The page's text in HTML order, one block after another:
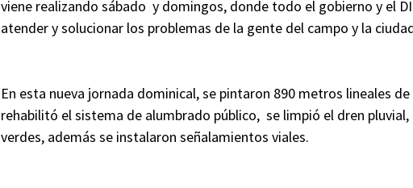
viene realizando sábado y domingos, donde todo el gobierno y el
atender y solucionar los problemas de la gente del campo y la
En esta nueva jornada dominical, se pintaron 890 metros lineales
rehabilitó el sistema de alumbrado público, se limpió el dren pluvial,
verdes, además se instalaron señalamientos viales.